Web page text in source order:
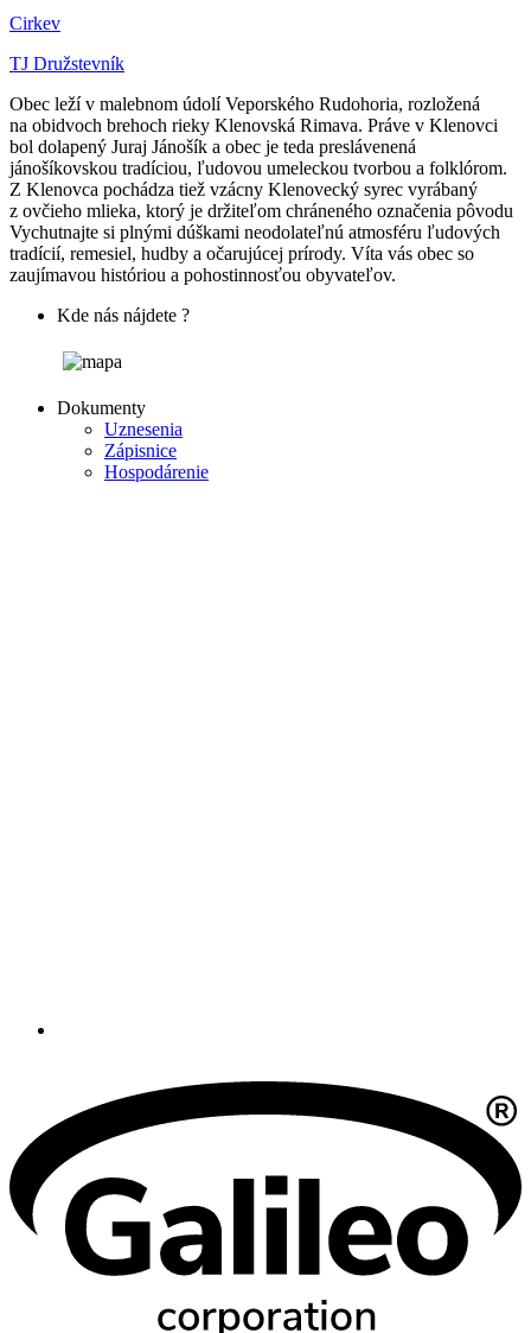
Cirkev
TJ Družstevník
Obec leží v malebnom údolí Veporského Rudohoria, rozložená
na obidvoch brehoch rieky Klenovská Rimava. Práve v Klenovci
bol dolapený Juraj Jánošík a obec je teda preslávenená
jánošíkovskou tradíciou, ľudovou umeleckou tvorbou a folklórom.
Z Klenovca pochádza tiež vzácny Klenovecký syrec vyrábaný
z ovčieho mlieka, ktorý je držiteľom chráneného označenia pôvodu
Vychutnajte si plnými dúškami neodolateľnú atmosféru ľudových
tradícií, remesiel, hudby a očarujúcej prírody. Víta vás obec so
zaujímavou históriou a pohostinnosťou obyvateľov.
Kde nás nájdete ?
Dokumenty
Uznesenia
Zápisnice
Hospodárenie